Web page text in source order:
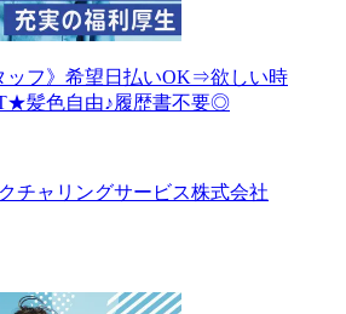
ッフ》希望日払いOK⇒欲しい時
髪色自由♪履歴書不要◎
チャリングサービス株式会社